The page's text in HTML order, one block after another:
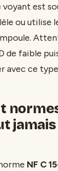
voyant est
ou utilise
de faible
avec ce
jamais
NF C